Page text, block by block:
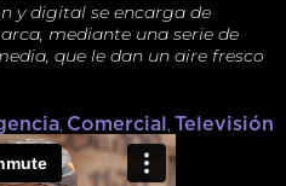
y digital se encarga de
mediante una serie de
que le dan un aire fresco
, Comercial,Televisión